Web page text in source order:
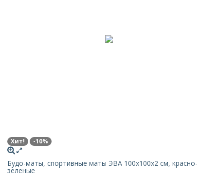
Хит! -10%
Будо-маты, спортивные маты ЭВА 100х100x2 см, красно-
зеленые